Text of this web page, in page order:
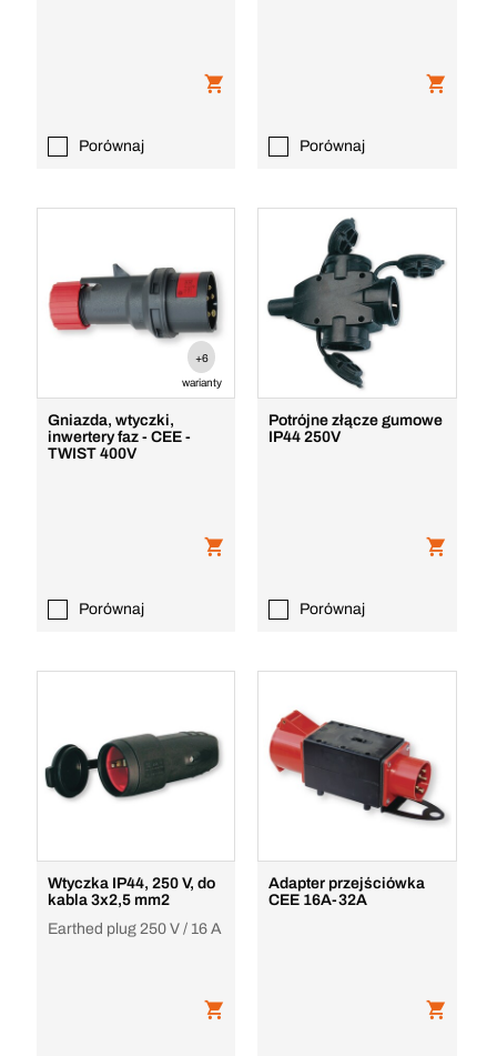
Porównaj Porównaj
+6
warianty
Gniazda, wtyczki,
inwertery faz - CEE -
TWIST 400V
Porównaj
Potrójne złącze gumowe
IP44 250V
Porównaj
Wtyczka IP44, 250 V, do
kabla 3x2,5 mm2
Earthed plug 250 V / 16 A
Adapter przejściówka
CEE 16A-32A